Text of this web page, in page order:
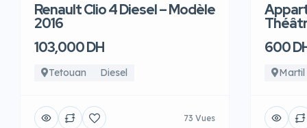
Renault Clio 4 Diesel – Modèle
2016
103,000 DH
Tetouan Diesel
73 Vues
600
Martil